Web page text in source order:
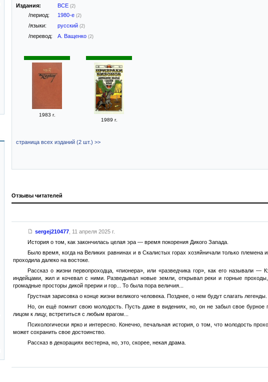
Издания: ВСЕ (2)
/период: 1980-е (2)
/языки: русский (2)
/перевод: А. Ващенко (2)
1983 г.
1989 г.
страница всех изданий (2 шт.) >>
Отзывы читателей
sergej210477, 11 апреля 2025 г.
История о том, как закончилась целая эра — время покорения Дикого Запада.
Было время, когда на Великих равнинах и в Скалистых горах хозяйничали только
проходила далеко на востоке.
Рассказ о жизни первопроходца, «пионера», или «разведчика гор», как его называли
индейцами, жил и кочевал с ними. Разведывал новые земли, открывал реки и горные
громадные просторы дикой прерии и гор... То была пора величия...
Грустная зарисовка о конце жизни великого человека. Позднее, о нем будут слагать
Но, он ещё помнит свою молодость. Пусть даже в видениях, но, он не забыл свое
лицом к лицу, встретиться с любым врагом...
Психологически ярко и интересно. Конечно, печальная история, о том, что молодость
может сохранить свое достоинство.
Рассказ в декорациях вестерна, но, это, скорее, некая драма.